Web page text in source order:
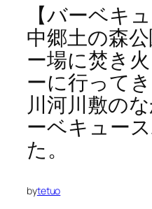
【バーベキ
中郷土の森
ー場に焚き
ーに行って
川河川敷の
ーベキュー
た。
bytetuo